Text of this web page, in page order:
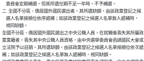
    委員會定期補選。但其所遺任期不足一年時，不予補選。
二  全國不分區、僑居國外國民選出者，其所遺缺額，由該政黨登記之候
    選人名單按順位依序遞補；如該政黨登記之候選人名單無人遞補時，
    視同缺額。
全國不分區、僑居國外國民選出之中央公職人員，在就職後喪失其所屬政
黨黨籍者，喪失其中央公職人員資格，由中央選舉委員會函請國民大會或
立法院予以註銷。其所遺缺額，由該政黨登記之候選人名單按順位依次遞
補；如該政黨登記之候選人名單無人遞補時，視同缺額。